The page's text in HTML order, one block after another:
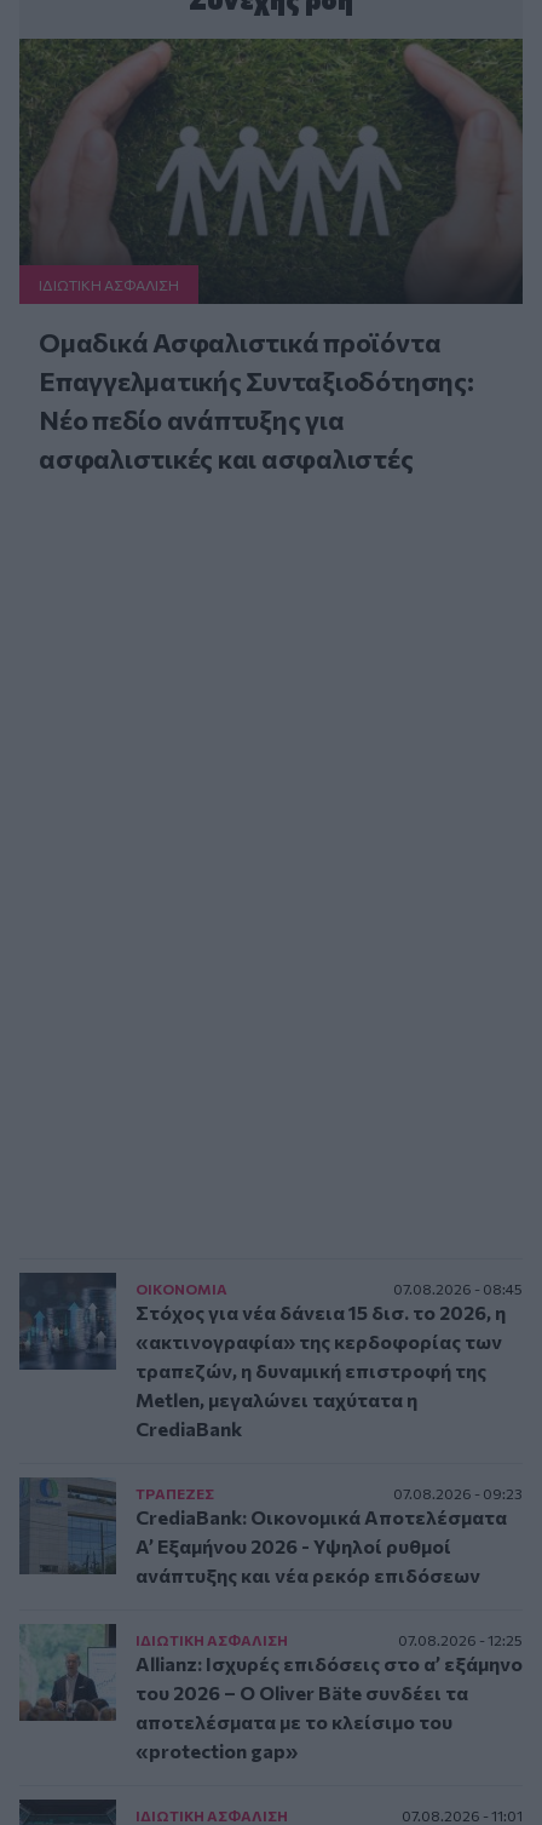
ΙΔΙΩΤΙΚΗ ΑΣΦAΛΙΣΗ
Ομαδικά Ασφαλιστικά προϊόντα
Επαγγελματικής Συνταξιοδότησης:
Νέο πεδίο ανάπτυξης για
ασφαλιστικές και ασφαλιστές
ΟΙΚΟΝΟΜΙΑ 07.08.2026 - 08:45
Στόχος για νέα δάνεια 15 δισ. το 2026, η
«ακτινογραφία» της κερδοφορίας των
τραπεζών, η δυναμική επιστροφή της
Metlen, μεγαλώνει ταχύτατα η
CrediaBank
ΤΡAΠΕΖΕΣ 07.08.2026 - 09:23
CrediaBank: Οικονομικά Αποτελέσματα
A’ Εξαμήνου 2026 - Υψηλοί ρυθμοί
ανάπτυξης και νέα ρεκόρ επιδόσεων
ΙΔΙΩΤΙΚΗ ΑΣΦAΛΙΣΗ 07.08.2026 - 12:25
Allianz: Ισχυρές επιδόσεις στο α’ εξάμηνο
του 2026 – Ο Oliver Bäte συνδέει τα
αποτελέσματα με το κλείσιμο του
«protection gap»
ΙΔΙΩΤΙΚΗ ΑΣΦAΛΙΣΗ 07.08.2026 - 11:01